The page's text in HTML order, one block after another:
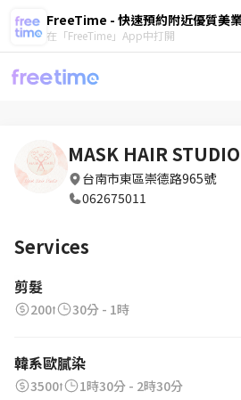
FreeTime - 快速預約附近優質美
在「FreeTime」App中打開
MASK HAIR STUDIO
台南市東區崇德路965號
062675011
Services
剪髮
200⭡ 30分 - 1時
韓系歐膩染
3500⭡
1時30分 - 2時30分